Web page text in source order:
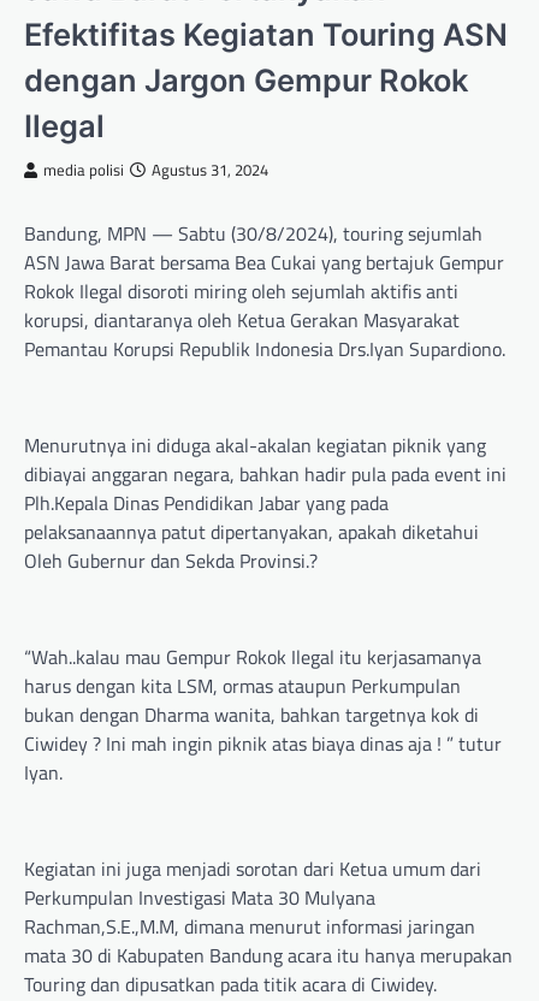
Efektifitas Kegiatan Touring ASN
dengan Jargon Gempur Rokok
Ilegal
media polisi Agustus 31, 2024
Bandung, MPN — Sabtu (30/8/2024), touring sejumlah
ASN Jawa Barat bersama Bea Cukai yang bertajuk Gempur
Rokok Ilegal disoroti miring oleh sejumlah aktifis anti
korupsi, diantaranya oleh Ketua Gerakan Masyarakat
Pemantau Korupsi Republik Indonesia Drs.Iyan Supardiono.
Menurutnya ini diduga akal-akalan kegiatan piknik yang
dibiayai anggaran negara, bahkan hadir pula pada event ini
Plh.Kepala Dinas Pendidikan Jabar yang pada
pelaksanaannya patut dipertanyakan, apakah diketahui
Oleh Gubernur dan Sekda Provinsi.?
“Wah..kalau mau Gempur Rokok Ilegal itu kerjasamanya
harus dengan kita LSM, ormas ataupun Perkumpulan
bukan dengan Dharma wanita, bahkan targetnya kok di
Ciwidey ? Ini mah ingin piknik atas biaya dinas aja ! ” tutur
Iyan.
Kegiatan ini juga menjadi sorotan dari Ketua umum dari
Perkumpulan Investigasi Mata 30 Mulyana
Rachman,S.E.,M.M, dimana menurut informasi jaringan
mata 30 di Kabupaten Bandung acara itu hanya merupakan
Touring dan dipusatkan pada titik acara di Ciwidey.